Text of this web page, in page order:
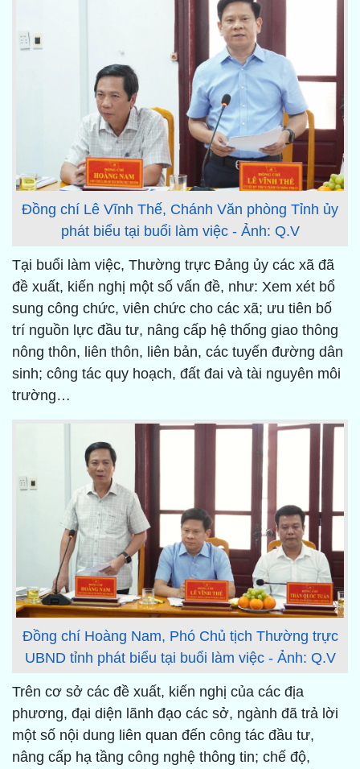
Đồng chí Lê Vĩnh Thế, Chánh Văn phòng Tỉnh ủy
phát biểu tại buổi làm việc - Ảnh: Q.V
Tại buổi làm việc, Thường trực Đảng ủy các xã đã
đề xuất, kiến nghị một số vấn đề, như: Xem xét bổ
sung công chức, viên chức cho các xã; ưu tiên bố
trí nguồn lực đầu tư, nâng cấp hệ thống giao thông
nông thôn, liên thôn, liên bản, các tuyến đường dân
sinh; công tác quy hoạch, đất đai và tài nguyên môi
trường…
Đồng chí Hoàng Nam, Phó Chủ tịch Thường trực
UBND tỉnh phát biểu tại buổi làm việc - Ảnh: Q.V
Trên cơ sở các đề xuất, kiến nghị của các địa
phương, đại diện lãnh đạo các sở, ngành đã trả lời
một số nội dung liên quan đến công tác đầu tư,
nâng cấp hạ tầng công nghệ thông tin; chế độ,